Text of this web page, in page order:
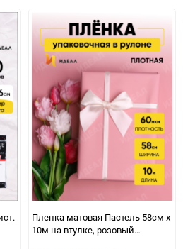
Особых условий не требует
шт
Пленка матовая Пастель 58см х
10м на втулке, розовый